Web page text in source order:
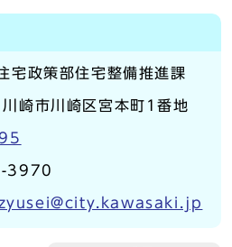
宅政策部住宅整備推進課
崎市川崎区宮本町1番地
3970